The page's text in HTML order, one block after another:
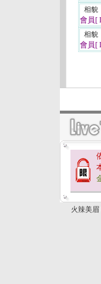
相貌
會員[
相貌
會員[
火辣美